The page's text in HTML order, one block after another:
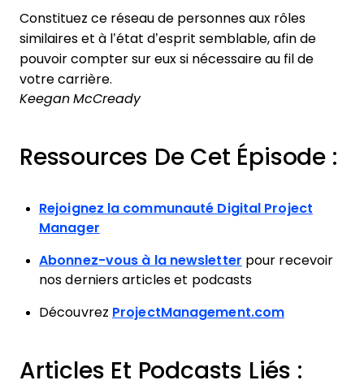
Constituez ce réseau de personnes aux rôles
similaires et à l’état d’esprit semblable, afin de
pouvoir compter sur eux si nécessaire au fil de
votre carrière.
Keegan McCready
Ressources De Cet Épisode :
Rejoignez la communauté Digital Project
Manager
Abonnez-vous à la newsletter pour recevoir
nos derniers articles et podcasts
Découvrez ProjectManagement.com
Articles Et Podcasts Liés :